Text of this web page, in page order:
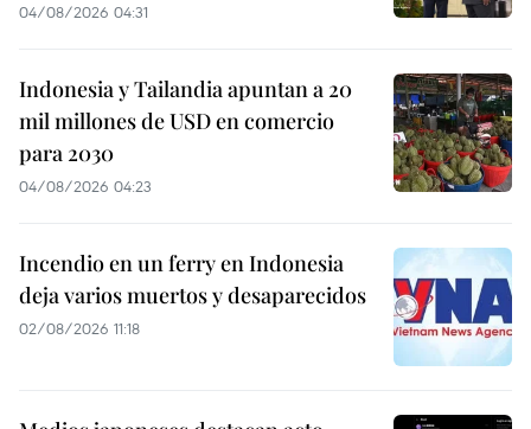
04/08/2026 04:31
Indonesia y Tailandia apuntan a 20
mil millones de USD en comercio
para 2030
04/08/2026 04:23
Incendio en un ferry en Indonesia
deja varios muertos y desaparecidos
02/08/2026 11:18